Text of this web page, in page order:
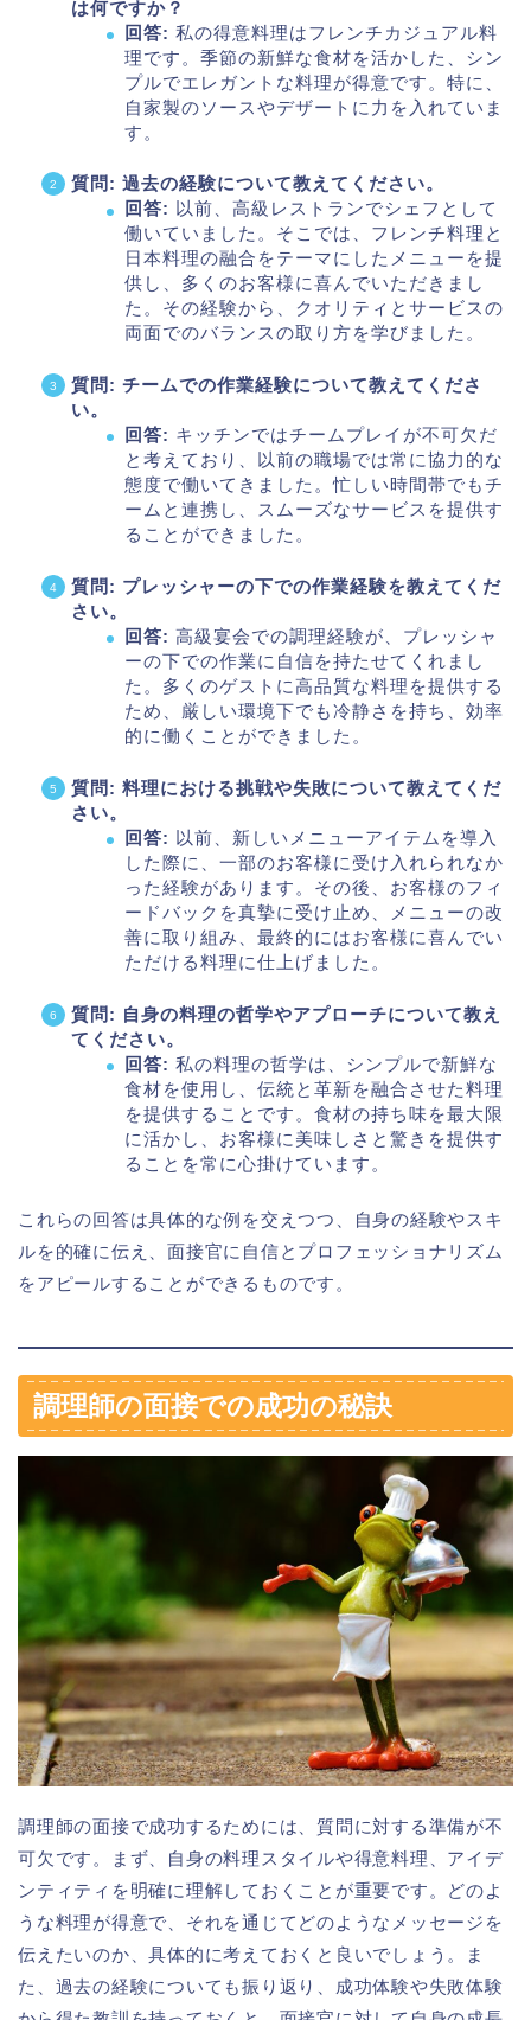
は何ですか？
回答: 私の得意料理はフレンチカジュアル料
理です。季節の新鮮な食材を活かした、シン
プルでエレガントな料理が得意です。特に、
自家製のソースやデザートに力を入れていま
す。
質問: 過去の経験について教えてください。
回答: 以前、高級レストランでシェフとして
働いていました。そこでは、フレンチ料理と
日本料理の融合をテーマにしたメニューを提
供し、多くのお客様に喜んでいただきまし
た。その経験から、クオリティとサービスの
両面でのバランスの取り方を学びました。
質問: チームでの作業経験について教えてくださ
い。
回答: キッチンではチームプレイが不可欠だ
と考えており、以前の職場では常に協力的な
態度で働いてきました。忙しい時間帯でもチ
ームと連携し、スムーズなサービスを提供す
ることができました。
質問: プレッシャーの下での作業経験を教えてくだ
さい。
回答: 高級宴会での調理経験が、プレッシャ
ーの下での作業に自信を持たせてくれまし
た。多くのゲストに高品質な料理を提供する
ため、厳しい環境下でも冷静さを持ち、効率
的に働くことができました。
質問: 料理における挑戦や失敗について教えてくだ
さい。
回答: 以前、新しいメニューアイテムを導入
した際に、一部のお客様に受け入れられなか
った経験があります。その後、お客様のフィ
ードバックを真摯に受け止め、メニューの改
善に取り組み、最終的にはお客様に喜んでい
ただける料理に仕上げました。
質問: 自身の料理の哲学やアプローチについて教え
てください。
回答: 私の料理の哲学は、シンプルで新鮮な
食材を使用し、伝統と革新を融合させた料理
を提供することです。食材の持ち味を最大限
に活かし、お客様に美味しさと驚きを提供す
ることを常に心掛けています。
これらの回答は具体的な例を交えつつ、自身の経験やスキ
ルを的確に伝え、面接官に自信とプロフェッショナリズム
をアピールすることができるものです。
調理師の面接での成功の秘訣
調理師の面接で成功するためには、質問に対する準備が不
可欠です。まず、自身の料理スタイルや得意料理、アイデ
ンティティを明確に理解しておくことが重要です。どのよ
うな料理が得意で、それを通じてどのようなメッセージを
伝えたいのか、具体的に考えておくと良いでしょう。ま
た、過去の経験についても振り返り、成功体験や失敗体験